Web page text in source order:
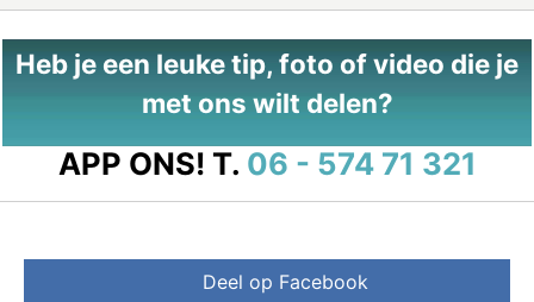
Heb je een leuke tip, foto of video die je
met ons wilt delen?
APP ONS! T. 06 - 574 71 321
Deel op Facebook